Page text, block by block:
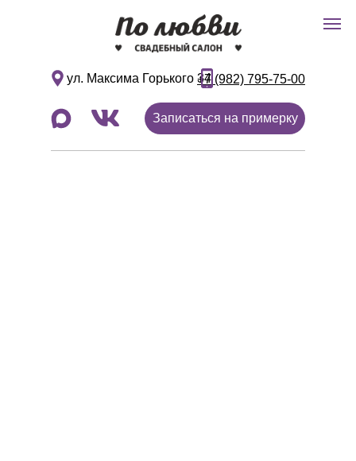
ул. Максима Горького 34+7 (982) 795-75-00
Записаться на примерку